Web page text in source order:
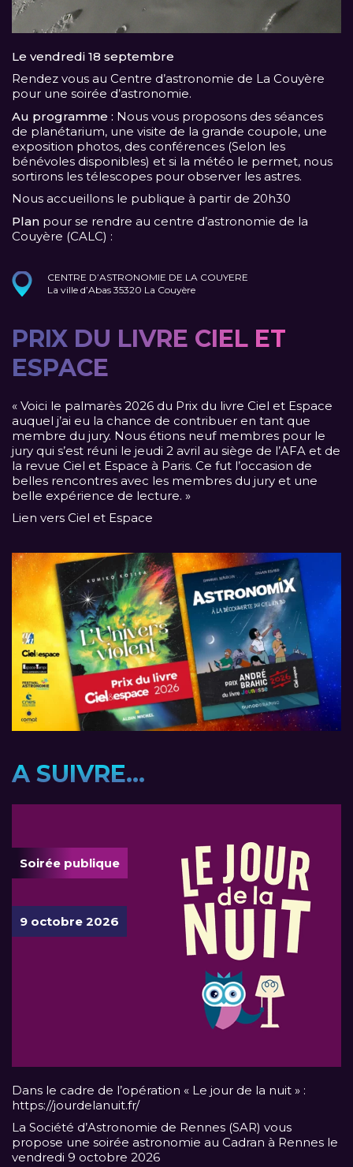
Le vendredi 18 septembre
Rendez vous au Centre d’astronomie de La Couyère
pour une soirée d’astronomie.
Au programme : Nous vous proposons des séances
de planétarium, une visite de la grande coupole, une
exposition photos, des conférences (Selon les
bénévoles disponibles) et si la météo le permet, nous
sortirons les télescopes pour observer les astres.
Nous accueillons le publique à partir de 20h30
Plan pour se rendre au centre d’astronomie de la
Couyère (CALC) :
CENTRE D’ASTRONOMIE DE LA COUYERE
La ville d’Abas 35320 La Couyère
PRIX DU LIVRE CIEL ET
ESPACE
« Voici le palmarès 2026 du Prix du livre Ciel et Espace
auquel j’ai eu la chance de contribuer en tant que
membre du jury. Nous étions neuf membres pour le
jury qui s’est réuni le jeudi 2 avril au siège de l’AFA et de
la revue Ciel et Espace à Paris. Ce fut l’occasion de
belles rencontres avec les membres du jury et une
belle expérience de lecture. »
Lien vers Ciel et Espace
A SUIVRE...
Soirée publique
9 octobre 2026
Dans le cadre de l’opération « Le jour de la nuit » :
https://jourdelanuit.fr/
La Société d’Astronomie de Rennes (SAR) vous
propose une soirée astronomie au Cadran à Rennes le
vendredi 9 octobre 2026